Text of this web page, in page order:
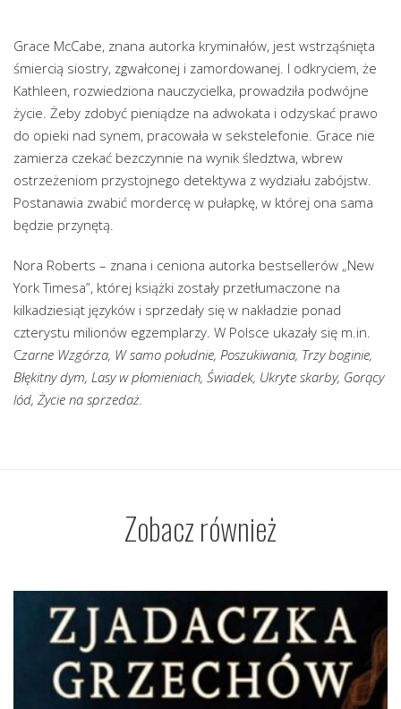
Grace McCabe, znana autorka kryminałów, jest wstrząśnięta
śmiercią siostry, zgwałconej i zamordowanej. I odkryciem, że
Kathleen, rozwiedziona nauczycielka, prowadziła podwójne
życie. Żeby zdobyć pieniądze na adwokata i odzyskać prawo
do opieki nad synem, pracowała w sekstelefonie. Grace nie
zamierza czekać bezczynnie na wynik śledztwa, wbrew
ostrzeżeniom przystojnego detektywa z wydziału zabójstw.
Postanawia zwabić mordercę w pułapkę, w której ona sama
będzie przynętą.
Nora Roberts – znana i ceniona autorka bestsellerów „New
York Timesa”, której książki zostały przetłumaczone na
kilkadziesiąt języków i sprzedały się w nakładzie ponad
czterystu milionów egzemplarzy. W Polsce ukazały się m.in.
Czarne Wzgórza, W samo południe, Poszukiwania, Trzy boginie,
Błękitny dym, Lasy w płomieniach, Świadek, Ukryte skarby, Gorący
lód, Życie na sprzedaż.
Zobacz również